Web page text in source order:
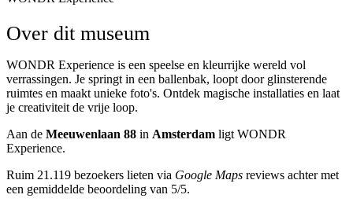
Over dit museum
WONDR Experience is een speelse en kleurrijke wereld vol
verrassingen. Je springt in een ballenbak, loopt door glinsterende
ruimtes en maakt unieke foto's. Ontdek magische installaties en laat
je creativiteit de vrije loop.
Aan de Meeuwenlaan 88 in Amsterdam ligt WONDR
Experience.
Ruim 21.119 bezoekers lieten via Google Maps reviews achter met
een gemiddelde beoordeling van 5/5.